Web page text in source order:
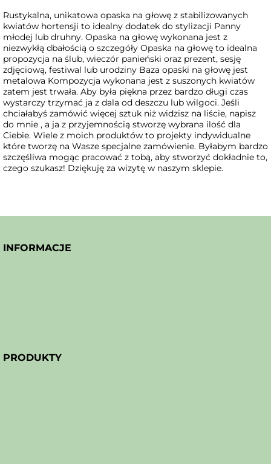
Rustykalna, unikatowa opaska na głowę z stabilizowanych
kwiatów hortensji to idealny dodatek do stylizacji Panny
młodej lub druhny. Opaska na głowę wykonana jest z
niezwykłą dbałością o szczegóły Opaska na głowę to idealna
propozycja na ślub, wieczór panieński oraz prezent, sesję
zdjęciową, festiwal lub urodziny Baza opaski na głowę jest
metalowa Kompozycja wykonana jest z suszonych kwiatów
zatem jest trwała. Aby była piękna przez bardzo długi czas
wystarczy trzymać ja z dala od deszczu lub wilgoci. Jeśli
chciałabyś zamówić więcej sztuk niż widzisz na liście, napisz
do mnie , a ja z przyjemnością stworzę wybrana ilość dla
Ciebie. Wiele z moich produktów to projekty indywidualne
które tworzę na Wasze specjalne zamówienie. Byłabym bardzo
szczęśliwa mogąc pracować z tobą, aby stworzyć dokładnie to,
czego szukasz! Dziękuję za wizytę w naszym sklepie.
INFORMACJE
PRODUKTY